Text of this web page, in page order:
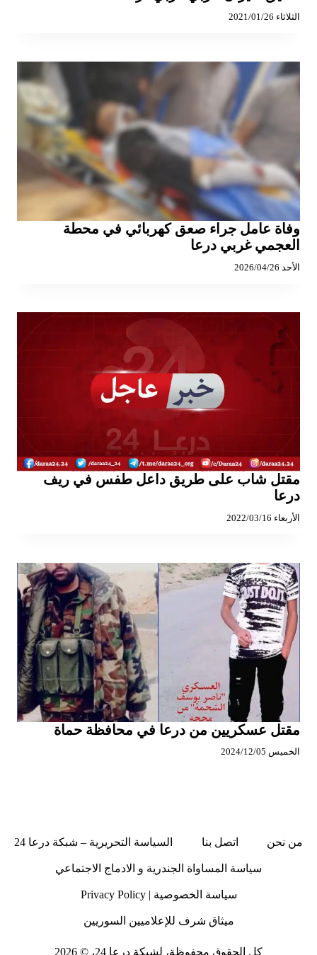
الثلاثاء 2021/01/26
وفاة عامل جراء صعق كهربائي في محطة
العجمي غربي درعا
الأحد 2026/04/26
مقتل شاب على طريق داعل طفس في ريف
درعا
الأربعاء 2022/03/16
مقتل عسكريين من درعا في محافظة حماة
الخميس 2024/12/05
من نحن اتصل بنا السياسة التحريرية – شبكة درعا 24
سياسة المساواة الجندرية و الادماج الاجتماعي
سياسة الخصوصية | Privacy Policy
ميثاق شرف للإعلاميين السوريين
كل الحقوق محفوظة، لشبكة درعا 24، © 2026